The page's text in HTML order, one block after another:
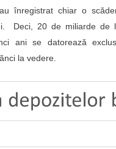
înregistrat chiar o
Deci, 20 de miliarde de
ani se datorează
la vedere.